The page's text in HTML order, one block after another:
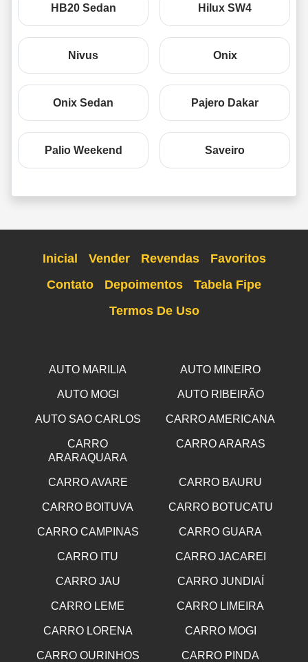
HB20 Sedan Hilux SW4
Nivus Onix
Onix Sedan Pajero Dakar
Palio Weekend Saveiro
Inicial Vender Revendas
Favoritos
Contato
Depoimentos
Tabela Fipe
Termos De Uso
AUTO MARILIA AUTO MINEIRO
AUTO MOGI AUTO RIBEIRÃO
AUTO SAO CARLOS CARRO AMERICANA
CARRO
ARARAQUARA
CARRO ARARAS
CARRO AVARE CARRO BAURU
CARRO BOITUVA CARRO BOTUCATU
CARRO CAMPINAS CARRO GUARA
CARRO ITU CARRO JACAREI
CARRO JAU CARRO JUNDIAÍ
CARRO LEME CARRO LIMEIRA
CARRO LORENA CARRO MOGI
CARRO OURINHOS CARRO PINDA